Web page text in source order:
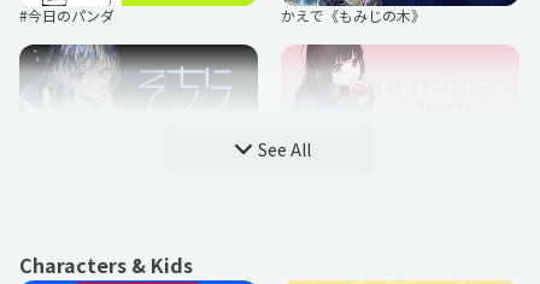
美男高校地球防衛部ハイカラ！
ブルーロック んまほっぺ プリント
シール
#今日のパンダ かえで《もみじの木》
くるみちゃん。
See All
Characters & Kids